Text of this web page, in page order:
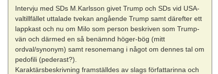
Intervju med SDs M.Karlsson givet Trump och SDs vid USA-
valtillfället uttalade tvekan angående Trump samt därefter ett
lappkast och nu om Milo som person beskriven som Trump-
vän och därmed en så benämnd höger-bög (mitt
ordval/synonym) samt resonemang i något om dennes tal om
pedofili (pederast?).
Karaktärsbeskrivning framställdes av slags författarinna och